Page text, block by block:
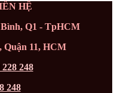
HỆ
Q1 - TpHCM
Quận 11, HCM
228 248
248